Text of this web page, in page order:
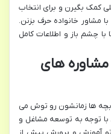
کمک بگیرن و برای انتخاب
مشاور خانواده حرف بزنن.
با چشم باز و اطلاعات کامل
های
بچه ها زمانشون رو توش می
توجه به توسعه مشاغل و